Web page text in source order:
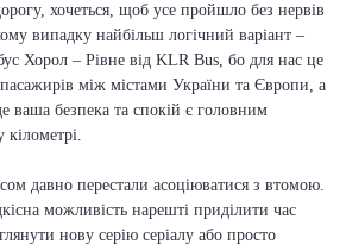
хочеться, щоб усе пройшло без нервів
випадку найбільш логічний варіант –
Хорол – Рівне від KLR Bus, бо для нас це
між містами України та Європи, а
ваша безпека та спокій є головним
давно перестали асоціюватися з втомою.
можливість нарешті приділити час
нову серію серіалу або просто